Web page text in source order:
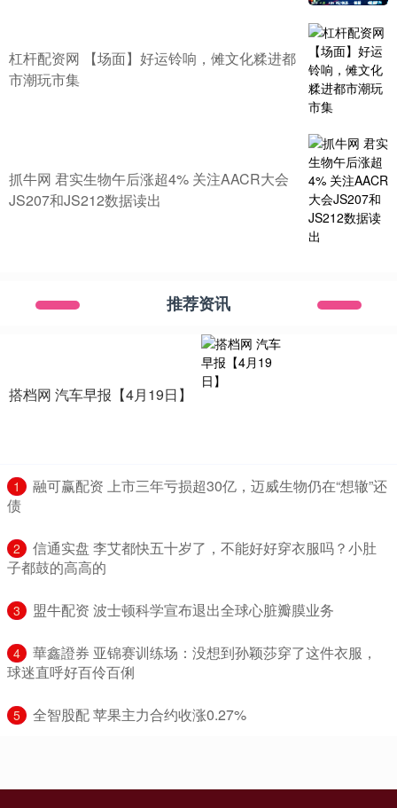
杠杆配资网 【场面】好运铃响，傩文化糅进都
市潮玩市集
抓牛网 君实生物午后涨超4% 关注AACR大会
JS207和JS212数据读出
推荐资讯
搭档网 汽车早报【4月19日】
1
​融可赢配资 上市三年亏损超30亿，迈威生物仍在“想辙”还
债
2
​信通实盘 李艾都快五十岁了，不能好好穿衣服吗？小肚
子都鼓的高高的
3 ​盟牛配资 波士顿科学宣布退出全球心脏瓣膜业务
4
​華鑫證券 亚锦赛训练场：没想到孙颖莎穿了这件衣服，
球迷直呼好百伶百俐
5 ​全智股配 苹果主力合约收涨0.27%